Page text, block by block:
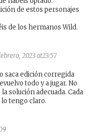
de estos personajes
de los hermanos Wild.
2023 at23:57
saca edición corregida
todo y a jugar. No
solución adecuada. Cada
lo tengo claro.